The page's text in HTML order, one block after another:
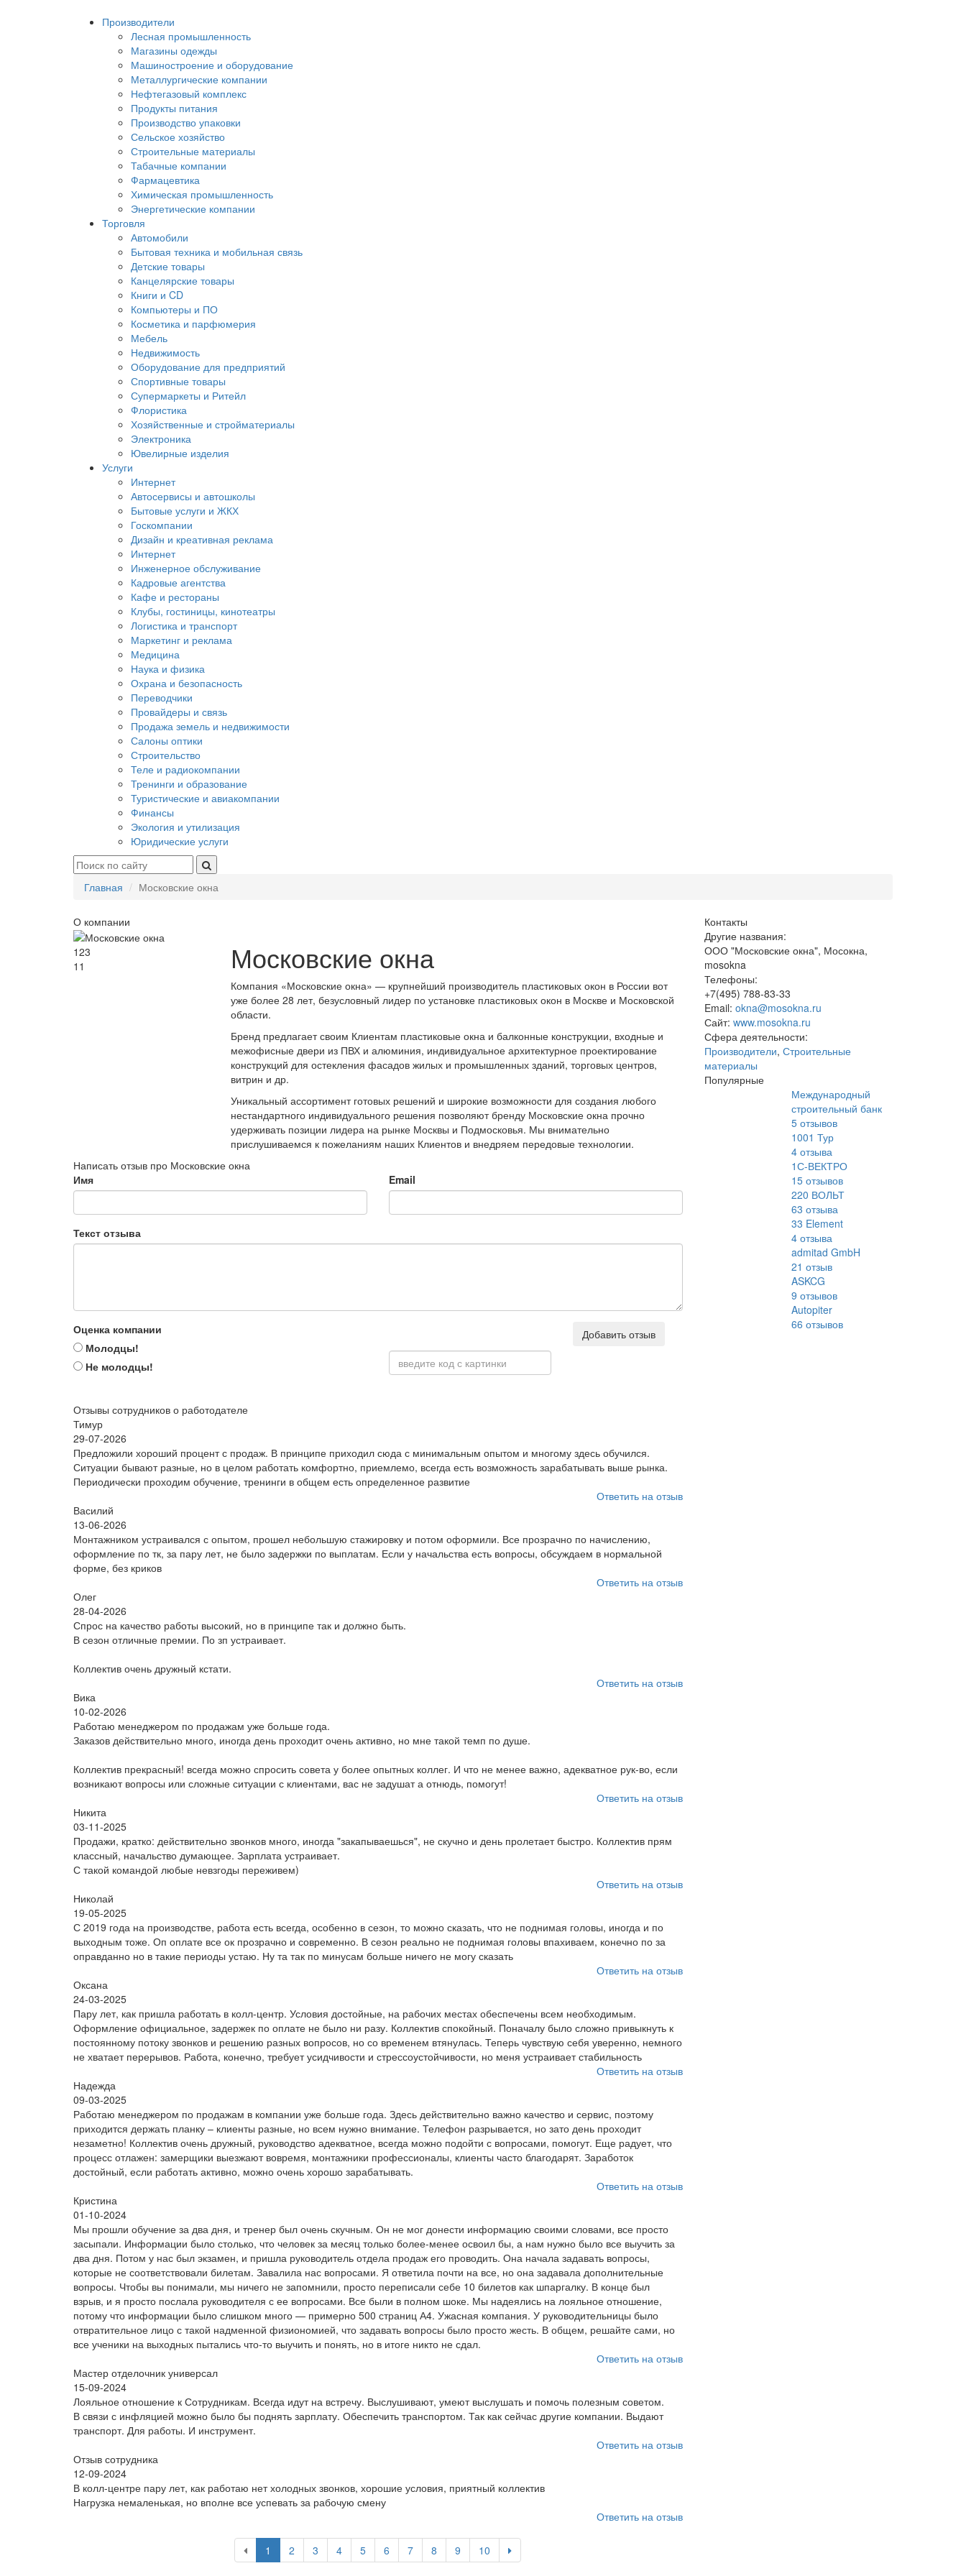
Производители
Лесная промышленность
Магазины одежды
Машиностроение и оборудование
Металлургические компании
Нефтегазовый комплекс
Продукты питания
Производство упаковки
Сельское хозяйство
Строительные материалы
Табачные компании
Фармацевтика
Химическая промышленность
Энергетические компании
Торговля
Автомобили
Бытовая техника и мобильная связь
Детские товары
Канцелярские товары
Книги и CD
Компьютеры и ПО
Косметика и парфюмерия
Мебель
Недвижимость
Оборудование для предприятий
Спортивные товары
Супермаркеты и Ритейл
Флористика
Хозяйственные и стройматериалы
Электроника
Ювелирные изделия
Услуги
Интернет
Автосервисы и автошколы
Бытовые услуги и ЖКХ
Госкомпании
Дизайн и креативная реклама
Интернет
Инженерное обслуживание
Кадровые агентства
Кафе и рестораны
Клубы, гостиницы, кинотеатры
Логистика и транспорт
Маркетинг и реклама
Медицина
Наука и физика
Охрана и безопасность
Переводчики
Провайдеры и связь
Продажа земель и недвижимости
Салоны оптики
Строительство
Теле и радиокомпании
Тренинги и образование
Туристические и авиакомпании
Финансы
Экология и утилизация
Юридические услуги
Главная Московские окна
О компании
123
11
Московские окна
Компания «Московские окна» — крупнейший производитель пластиковых окон в России вот
уже более 28 лет, безусловный лидер по установке пластиковых окон в Москве и Московской
области.
Бренд предлагает своим Клиентам пластиковые окна и балконные конструкции, входные и
межофисные двери из ПВХ и алюминия, индивидуальное архитектурное проектирование
конструкций для остекления фасадов жилых и промышленных зданий, торговых центров,
витрин и др.
Уникальный ассортимент готовых решений и широкие возможности для создания любого
нестандартного индивидуального решения позволяют бренду Московские окна прочно
удерживать позиции лидера на рынке Москвы и Подмосковья. Мы внимательно
прислушиваемся к пожеланиям наших Клиентов и внедряем передовые технологии.
Написать отзыв про Московские окна
Имя
Email
Текст отзыва
Оценка компании
Молодцы!
Не молодцы!
Добавить отзыв
Отзывы сотрудников о работодателе
Тимур
29-07-2026
Предложили хороший процент с продаж. В принципе приходил сюда с минимальным опытом и многому здесь обучился.
Ситуации бывают разные, но в целом работать комфортно, приемлемо, всегда есть возможность зарабатывать выше рынка.
Периодически проходим обучение, тренинги в общем есть определенное развитие
Ответить на отзыв
Василий
13-06-2026
Монтажником устраивался с опытом, прошел небольшую стажировку и потом оформили. Все прозрачно по начислению,
оформление по тк, за пару лет, не было задержки по выплатам. Если у начальства есть вопросы, обсуждаем в нормальной
форме, без криков
Ответить на отзыв
Олег
28-04-2026
Спрос на качество работы высокий, но в принципе так и должно быть.
В сезон отличные премии. По зп устраивает.
Коллектив очень дружный кстати.
Ответить на отзыв
Вика
10-02-2026
Работаю менеджером по продажам уже больше года.
Заказов действительно много, иногда день проходит очень активно, но мне такой темп по душе.
Коллектив прекрасный! всегда можно спросить совета у более опытных коллег. И что не менее важно, адекватное рук-во, если
возникают вопросы или сложные ситуации с клиентами, вас не задушат а отнюдь, помогут!
Ответить на отзыв
Никита
03-11-2025
Продажи, кратко: действительно звонков много, иногда "закапываешься", не скучно и день пролетает быстро. Коллектив прям
классный, начальство думающее. Зарплата устраивает.
С такой командой любые невзгоды переживем)
Ответить на отзыв
Николай
19-05-2025
С 2019 года на производстве, работа есть всегда, особенно в сезон, то можно сказать, что не поднимая головы, иногда и по
выходным тоже. Оп оплате все ок прозрачно и современно. В сезон реально не поднимая головы впахиваем, конечно по за
оправданно но в такие периоды устаю. Ну та так по минусам больше ничего не могу сказать
Ответить на отзыв
Оксана
24-03-2025
Пару лет, как пришла работать в колл-центр. Условия достойные, на рабочих местах обеспечены всем необходимым.
Оформление официальное, задержек по оплате не было ни разу. Коллектив спокойный. Поначалу было сложно привыкнуть к
постоянному потоку звонков и решению разных вопросов, но со временем втянулась. Теперь чувствую себя уверенно, немного
не хватает перерывов. Работа, конечно, требует усидчивости и стрессоустойчивости, но меня устраивает стабильность
Ответить на отзыв
Надежда
09-03-2025
Работаю менеджером по продажам в компании уже больше года. Здесь действительно важно качество и сервис, поэтому
приходится держать планку – клиенты разные, но всем нужно внимание. Телефон разрывается, но зато день проходит
незаметно! Коллектив очень дружный, руководство адекватное, всегда можно подойти с вопросами, помогут. Еще радует, что
процесс отлажен: замерщики выезжают вовремя, монтажники профессионалы, клиенты часто благодарят. Заработок
достойный, если работать активно, можно очень хорошо зарабатывать.
Ответить на отзыв
Кристина
01-10-2024
Мы прошли обучение за два дня, и тренер был очень скучным. Он не мог донести информацию своими словами, все просто
засыпали. Информации было столько, что человек за месяц только более-менее освоил бы, а нам нужно было все выучить за
два дня. Потом у нас был экзамен, и пришла руководитель отдела продаж его проводить. Она начала задавать вопросы,
которые не соответствовали билетам. Завалила нас вопросами. Я ответила почти на все, но она задавала дополнительные
вопросы. Чтобы вы понимали, мы ничего не запомнили, просто переписали себе 10 билетов как шпаргалку. В конце был
взрыв, и я просто послала руководителя с ее вопросами. Все были в полном шоке. Мы надеялись на лояльное отношение,
потому что информации было слишком много — примерно 500 страниц А4. Ужасная компания. У руководительницы было
отвратительное лицо с такой надменной физиономией, что задавать вопросы было просто жесть. В общем, решайте сами, но
все ученики на выходных пытались что-то выучить и понять, но в итоге никто не сдал.
Ответить на отзыв
Мастер отделочник универсал
15-09-2024
Лояльное отношение к Сотрудникам. Всегда идут на встречу. Выслушивают, умеют выслушать и помочь полезным советом.
В связи с инфляцией можно было бы поднять зарплату. Обеспечить транспортом. Так как сейчас другие компании. Выдают
транспорт. Для работы. И инструмент.
Ответить на отзыв
Отзыв сотрудника
12-09-2024
В колл-центре пару лет, как работаю нет холодных звонков, хорошие условия, приятный коллектив
Нагрузка немаленькая, но вполне все успевать за рабочую смену
Ответить на отзыв
1 2 3 4 5 6 7 8 9 10
Контакты
Другие названия:
ООО "Московские окна", Мосокна,
mosokna
Телефоны:
+7(495) 788-83-33
Email: okna@mosokna.ru
Сайт: www.mosokna.ru
Сфера деятельности:
Производители, Строительные
материалы
Популярные
Международный
строительный банк
5 отзывов
1001 Тур
4 отзыва
1С-ВЕКТРО
15 отзывов
220 ВОЛЬТ
63 отзыва
33 Element
4 отзыва
admitad GmbH
21 отзыв
ASKCG
9 отзывов
Autopiter
66 отзывов